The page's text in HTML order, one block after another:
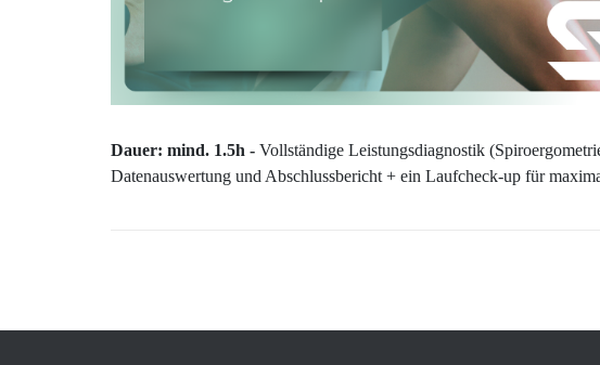
Dauer: mind. 1.5h - Vollständige Leistungsdiagnostik
Datenauswertung und Abschlussbericht + ein Laufcheck-up für